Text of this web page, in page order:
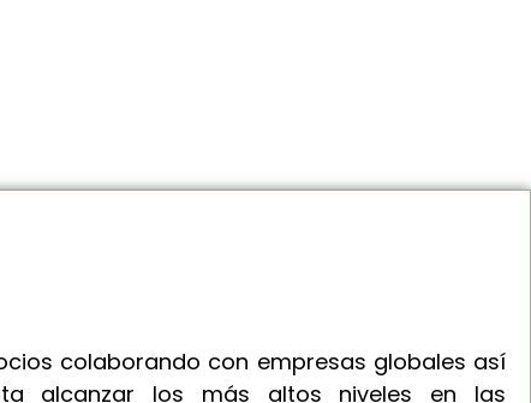
colaborando con empresas globales así
alcanzar los más altos niveles en las